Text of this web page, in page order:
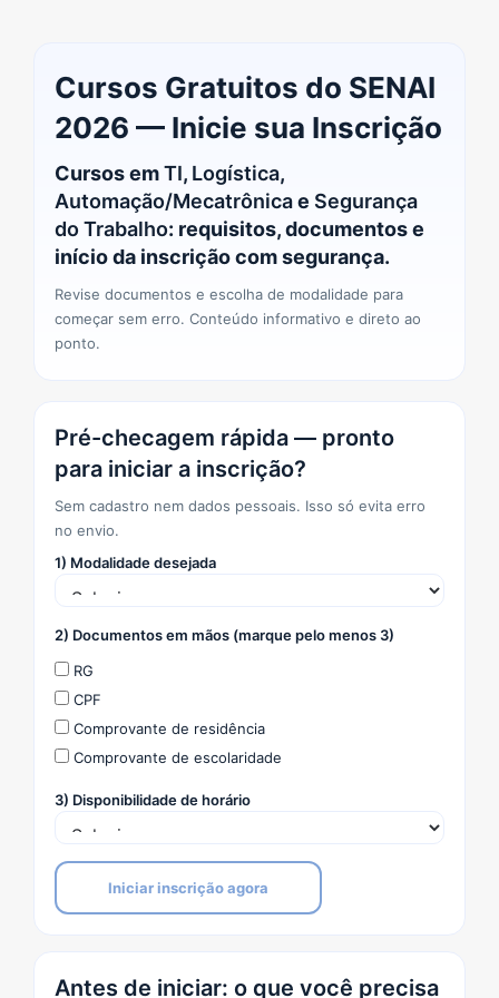
Cursos Gratuitos do SENAI
2026 — Inicie sua Inscrição
Cursos emTI, Logística,
Automação/Mecatrônicae Segurança
do Trabalho: requisitos, documentos e
início da inscrição com segurança.
Revise documentos e escolha de modalidade para
começar sem erro. Conteúdo informativo e direto ao
ponto.
Pré-checagem rápida — pronto
para iniciar a inscrição?
Sem cadastro nem dados pessoais. Isso só evita erro
no envio.
1) Modalidade desejada
2) Documentos em mãos (marque pelo menos 3)
RG
CPF
Comprovante de residência
Comprovante de escolaridade
3) Disponibilidade de horário
Iniciar inscrição agora
Antes de iniciar: o que você precisa